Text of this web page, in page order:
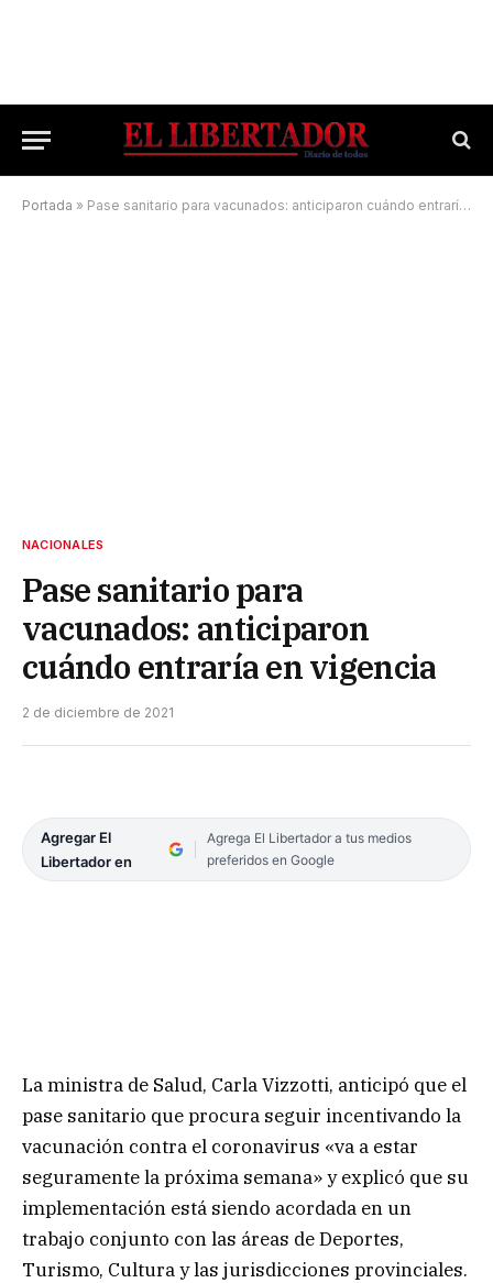
Portada » Pase sanitario para vacunados: anticiparon cuándo entraría en vigencia
NACIONALES
Pase sanitario para
vacunados: anticiparon
cuándo entraría en vigencia
2 de diciembre de 2021
Agregar El
Libertador en
Agrega El Libertador a tus medios
preferidos en Google
La ministra de Salud, Carla Vizzotti, anticipó que el
pase sanitario que procura seguir incentivando la
vacunación contra el coronavirus «va a estar
seguramente la próxima semana» y explicó que su
implementación está siendo acordada en un
trabajo conjunto con las áreas de Deportes,
Turismo, Cultura y las jurisdicciones provinciales.